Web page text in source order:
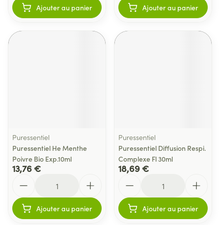
Ajouter au panier Ajouter au panier
Puressentiel
Puressentiel He Menthe
Poivre Bio Exp.10ml
13,76 €
Ajouter au panier
Puressentiel
Puressentiel Diffusion Respi.
Complexe Fl 30ml
18,69 €
Ajouter au panier